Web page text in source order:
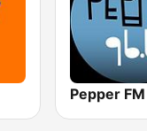
Pepper FM